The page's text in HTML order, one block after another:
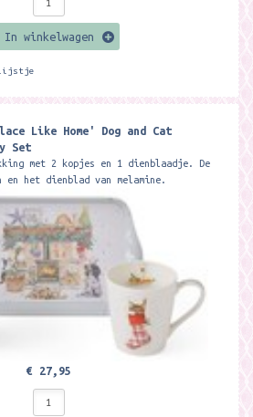
In winkelwagen
Like Home' Dog and Cat
Set
met 2 kopjes en 1 dienblaadje. De
het dienblad van melamine.
€ 27,95